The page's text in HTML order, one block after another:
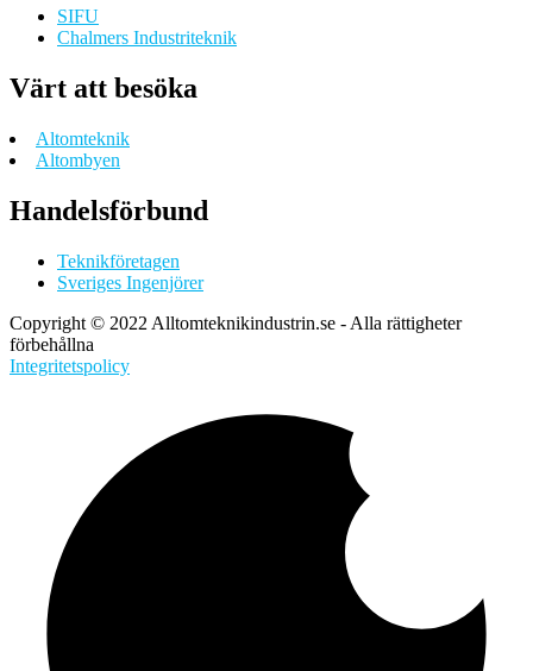
SIFU
Chalmers Industriteknik
Värt att besöka
Altomteknik
Altombyen
Handelsförbund
Teknikföretagen
Sveriges Ingenjörer
Copyright © 2022 Alltomteknikindustrin.se - Alla rättigheter
förbehållna
Integritetspolicy